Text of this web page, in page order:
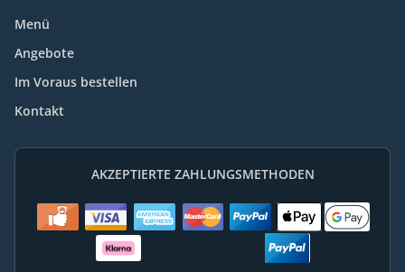
Menü
Angebote
Im Voraus bestellen
Kontakt
AKZEPTIERTE ZAHLUNGSMETHODEN